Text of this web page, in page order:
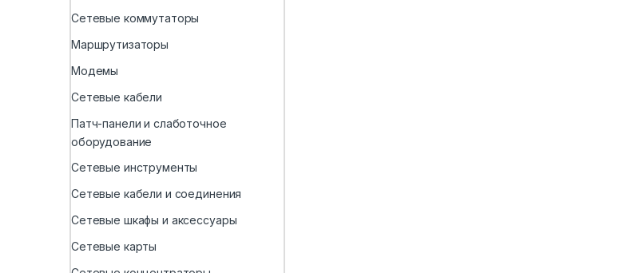
Сетевые коммутаторы
Маршрутизаторы
Модемы
Сетевые кабели
Патч-панели и слаботочное
оборудование
Сетевые инструменты
Сетевые кабели и соединения
Сетевые шкафы и аксессуары
Сетевые карты